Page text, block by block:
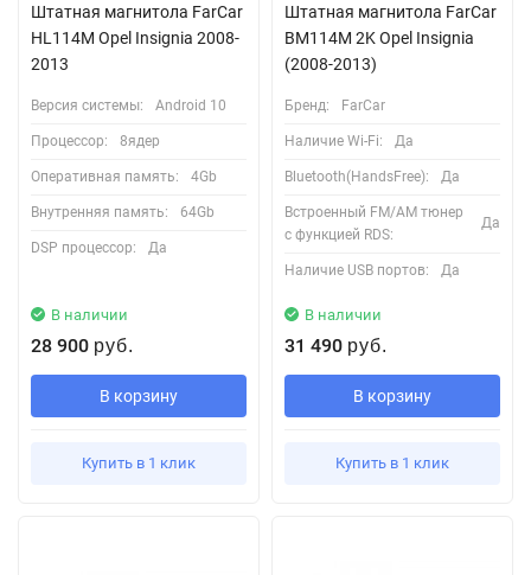
Штатная магнитола FarCar
HL114M Opel Insignia 2008-
2013
Версия системы: Android 10
Процессор: 8ядер
Оперативная память: 4Gb
Внутренняя память: 64Gb
DSP процессор: Да
В наличии
28 900 руб.
В корзину
Купить в 1 клик
Штатная магнитола FarCar
BM114M 2K Opel Insignia
(2008-2013)
Бренд: FarCar
Наличие Wi-Fi: Да
Bluetooth(HandsFree): Да
Встроенный FM/AM тюнер
с функцией RDS:
Да
Наличие USB портов: Да
В наличии
31 490 руб.
В корзину
Купить в 1 клик